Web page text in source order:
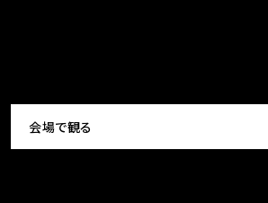
会場で観る